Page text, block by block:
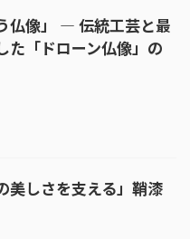
仏像」 ― 伝統工芸と最
た「ドローン仏像」の
美しさを支える」鞘漆